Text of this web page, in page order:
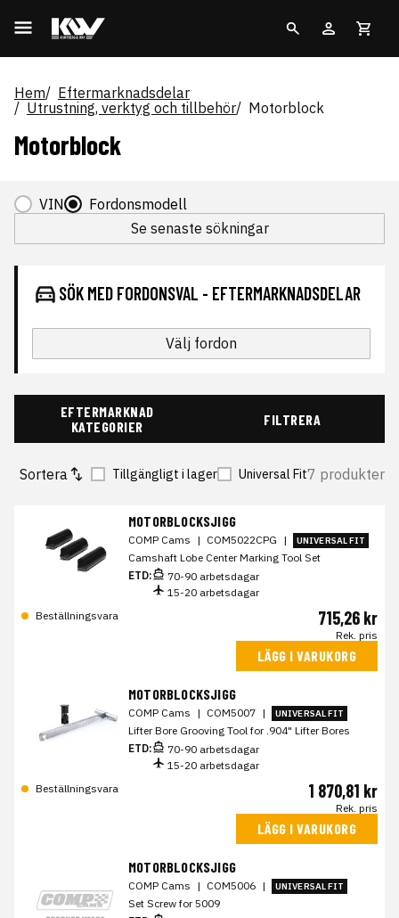
Hem
Eftermarknadsdelar
Utrustning, verktyg och tillbehör
Motorblock
Motorblock
VIN
Fordonsmodell
Se senaste sökningar
SÖK MED FORDONSVAL - EFTERMARKNADSDELAR
Välj fordon
EFTERMARKNAD
KATEGORIER
FILTRERA
Sortera Tillgängligt i lager Universal Fit7 produkter
MOTORBLOCKSJIGG
COMP Cams | COM5022CPG | UNIVERSAL FIT
Camshaft Lobe Center Marking Tool Set
ETD:
70-90 arbetsdagar
15-20 arbetsdagar
Beställningsvara
715,26 kr
Rek. pris
LÄGG I VARUKORG
MOTORBLOCKSJIGG
COMP Cams | COM5007 | UNIVERSAL FIT
Lifter Bore Grooving Tool for .904" Lifter Bores
ETD:
70-90 arbetsdagar
15-20 arbetsdagar
Beställningsvara
1 870,81 kr
Rek. pris
LÄGG I VARUKORG
MOTORBLOCKSJIGG
COMP Cams | COM5006 | UNIVERSAL FIT
Set Screw for 5009